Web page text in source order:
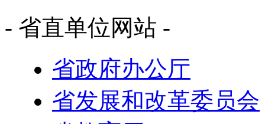
- 省直单位网站 -
省政府办公厅
省发展和改革委员会